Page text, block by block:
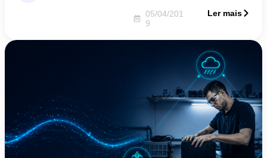
05/04/201
9
Ler mais